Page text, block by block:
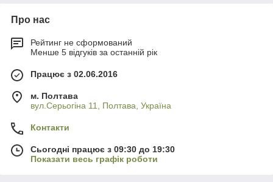
Про нас
Рейтинг не сформований
Менше 5 відгуків за останній рік
Працює з 02.06.2016
м. Полтава
вул.Серьогіна 11, Полтава, Україна
Контакти
Сьогодні працює з 09:30 до 19:30
Показати весь графік роботи